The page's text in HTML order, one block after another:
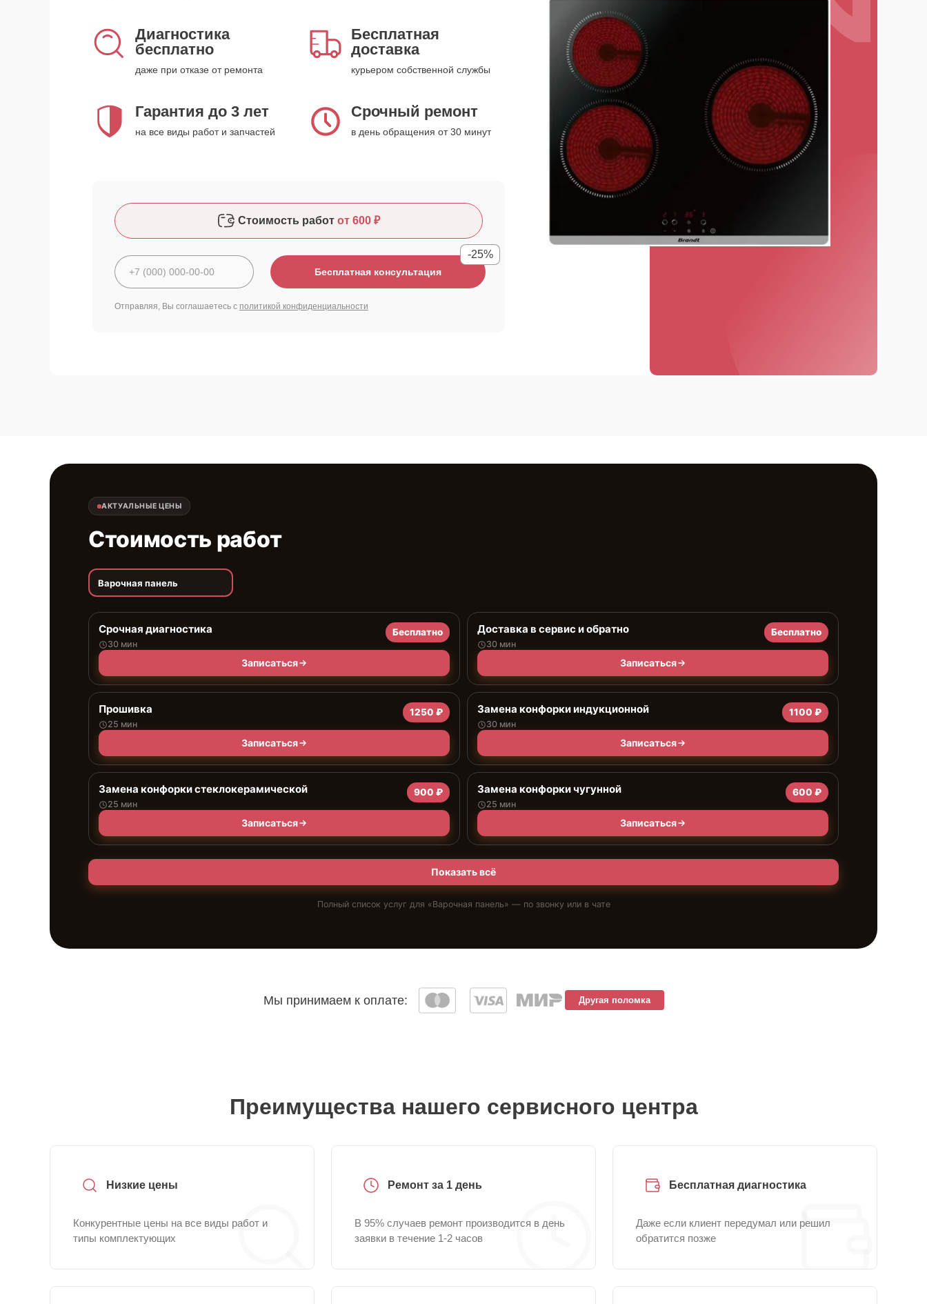
Диагностика
бесплатно
даже при отказе от ремонта
Бесплатная
доставка
курьером собственной службы
Гарантия до 3 лет
на все виды работ и запчастей
Срочный ремонт
в день обращения от 30 минут
Стоимость работ от 600 ₽
Бесплатная консультация
-25%
Отправляя, Вы соглашаетесь с политикой конфиденциальности
АКТУАЛЬНЫЕ ЦЕНЫ
Стоимость работ
Варочная панель
Срочная диагностика
30 мин
Бесплатно
Записаться
Доставка в сервис и обратно
30 мин
Бесплатно
Записаться
Прошивка
25 мин
1250 ₽
Записаться
Замена конфорки индукционной
30 мин
1100 ₽
Записаться
Замена конфорки стеклокерамической
25 мин
900 ₽
Записаться
Замена конфорки чугунной
25 мин
600 ₽
Записаться
Показать всё
Полный список услуг для «Варочная панель» — по звонку или в чате
Мы принимаем к оплате: Другая поломка
Преимущества нашего сервисного центра
Низкие цены
Конкурентные цены на все виды работ и
типы комплектующих
Ремонт за 1 день
В 95% случаев ремонт производится в день
заявки в течение 1-2 часов
Бесплатная диагностика
Даже если клиент передумал или решил
обратится позже